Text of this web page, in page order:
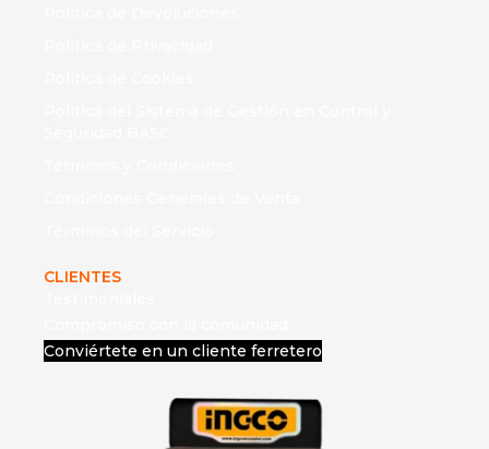
CLIENTES
Conviértete en un cliente ferretero